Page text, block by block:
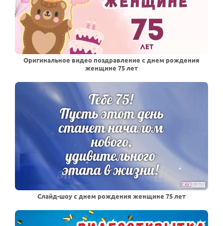
Оригинальное видео поздравление с днем рождения
женщине 75 лет
Слайд-шоу с днем рождения женщине 75 лет